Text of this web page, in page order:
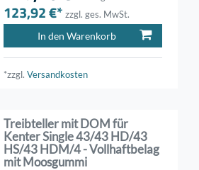
123,92 €* zzgl. ges. MwSt.
In den Warenkorb
*zzgl.Versandkosten
Treibteller mit DOM für
Kenter Single 43/43 HD/43
HS/43 HDM/4 - Vollhaftbelag
mit Moosgummi